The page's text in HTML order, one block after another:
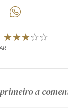
presenciais
Diferenciais
a